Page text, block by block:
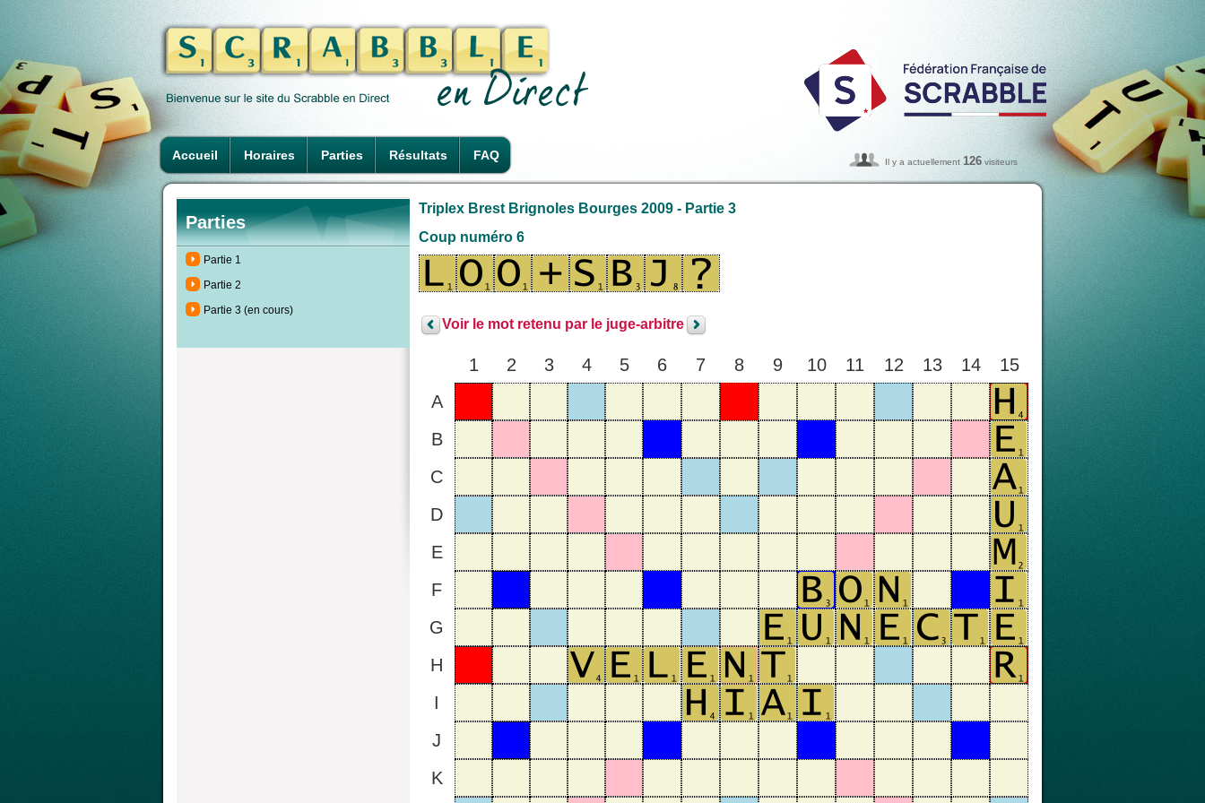
Accueil Horaires Parties Résultats FAQ Il y a actuellement 126 visiteurs
Parties
Partie 1
Partie 2
Partie 3 (en cours)
Triplex Brest Brignoles Bourges 2009 - Partie 3
Coup numéro 6
Voir le mot retenu par le juge-arbitre
1 2 3 4 5 6 7 8 9 10 11 12 13 14
15
A
B
C
D
E
F
G
H
I
J
K